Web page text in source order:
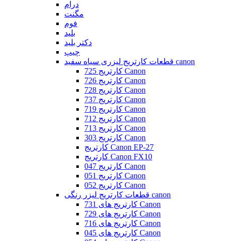
درام
مگنت
فوم
بلید
دکتر بلید
چیپ
قطعات کارتریج لیزری سیاه سفید canon
کارتریج 725 Canon
کارتریج 726 Canon
کارتریج 728 Canon
کارتریج 737 Canon
کارتریج 719 Canon
کارتریج 712 Canon
کارتریج 713 Canon
کارتریج 303 Canon
کارتریج Canon EP-27
کارتریج Canon FX10
کارتریج 047 Canon
کارتریج 051 Canon
کارتریج 052 Canon
قطعات کارتریج لیزر رنگی canon
کارتریج های 731 Canon
کارتریج های 729 Canon
کارتریج های 716 Canon
کارتریج های 045 Canon